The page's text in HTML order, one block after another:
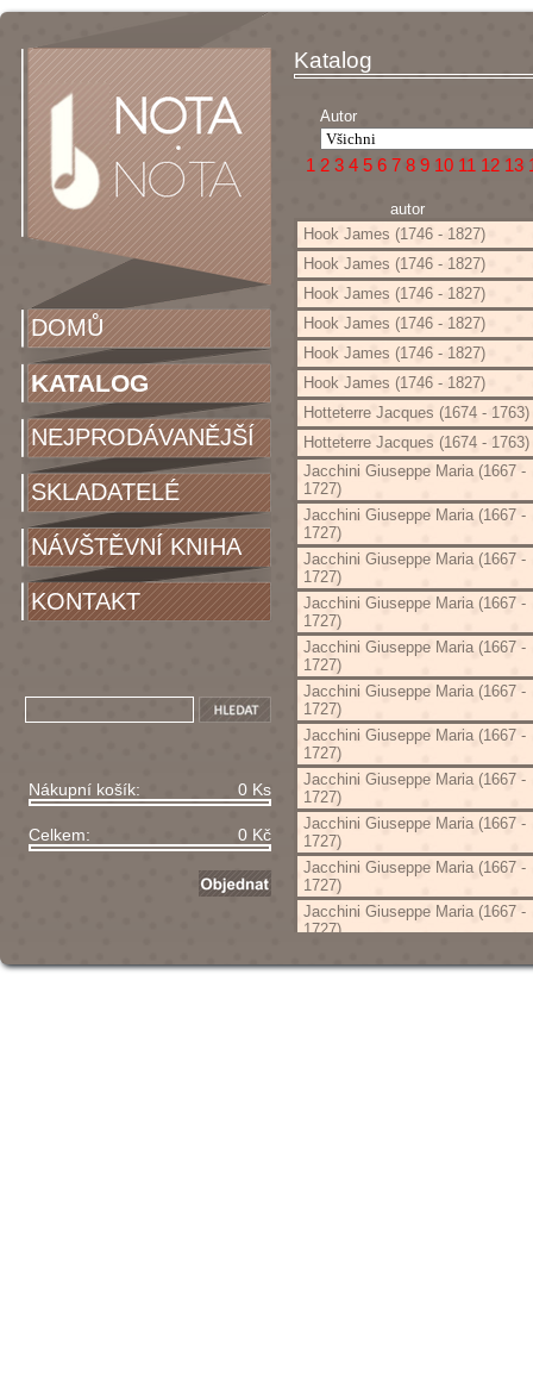
DOMŮ
KATALOG
NEJPRODÁVANĚJŠÍ
SKLADATELÉ
NÁVŠTĚVNÍ KNIHA
KONTAKT
Nákupní košík: 0 Ks
Celkem: 0 Kč
Katalog
Autor
1 2 3 4 5 6 7 8 9 10 11 12 13
autor
Hook James (1746 - 1827)
Hook James (1746 - 1827)
Hook James (1746 - 1827)
Hook James (1746 - 1827)
Hook James (1746 - 1827)
Hook James (1746 - 1827)
Hotteterre Jacques (1674 - 1763)
Hotteterre Jacques (1674 - 1763)
Jacchini Giuseppe Maria (1667 -
1727)
Jacchini Giuseppe Maria (1667 -
1727)
Jacchini Giuseppe Maria (1667 -
1727)
Jacchini Giuseppe Maria (1667 -
1727)
Jacchini Giuseppe Maria (1667 -
1727)
Jacchini Giuseppe Maria (1667 -
1727)
Jacchini Giuseppe Maria (1667 -
1727)
Jacchini Giuseppe Maria (1667 -
1727)
Jacchini Giuseppe Maria (1667 -
1727)
Jacchini Giuseppe Maria (1667 -
1727)
Jacchini Giuseppe Maria (1667 -
1727)
1727)